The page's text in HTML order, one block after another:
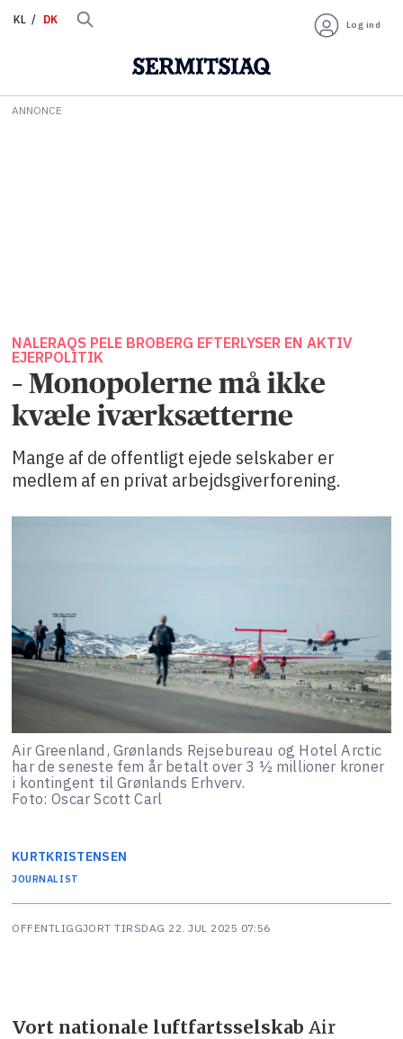
KL DK Log ind
ANNONCE
NALERAQS PELE BROBERG EFTERLYSER EN AKTIV
EJERPOLITIK
– Monopolerne må ikke
kvæle iværksætterne
Mange af de offentligt ejede selskaber er
medlem af en privat arbejdsgiverforening.
Air Greenland, Grønlands Rejsebureau og Hotel Arctic
har de seneste fem år betalt over 3 ½ millioner kroner
i kontingent til Grønlands Erhverv.
Foto: Oscar Scott Carl
KURTKRISTENSEN
JOURNALIST
OFFENTLIGGJORT TIRSDAG 22. JUL 2025 07:56
Vort nationale luftfartsselskab Air